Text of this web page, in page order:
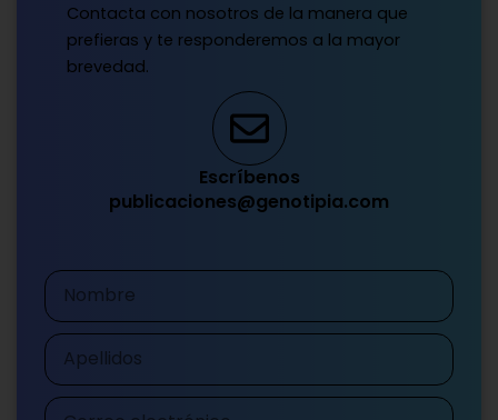
Contacta con nosotros de la manera que
prefieras y te responderemos a la mayor
brevedad.
Escríbenos
publicaciones@genotipia.com
Nombre
Apellidos
Correo